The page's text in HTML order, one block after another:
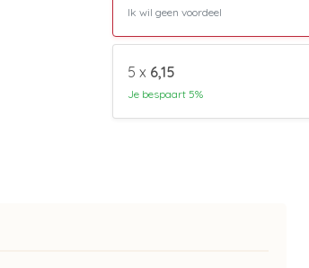
Ik wil geen voordeel
5 x 6,15
Je bespaart 5%